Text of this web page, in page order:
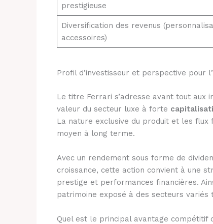
prestigieuse
Diversification des revenus
accessoires)
Profil d’investisseur et perspective pour
Le titre Ferrari s’adresse avant tout aux
valeur du secteur luxe à forte
La nature exclusive du produit et les
moyen à long terme.
Avec un rendement sous forme de
croissance, cette action convient à une
prestige et performances financières.
patrimoine exposé à des secteurs
Quel est le principal avantage compétitif